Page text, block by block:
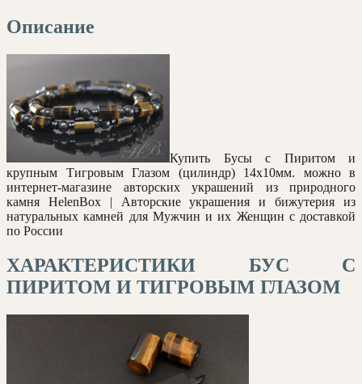
Описание
Купить Бусы с Пиритом и
крупным Тигровым Глазом (цилиндр) 14х10мм. можно в
интернет-магазине авторских украшений из природного
камня HelenBox | Авторские украшения и бижутерия из
натуральных камней для Мужчин и их Женщин с доставкой
по России
ХАРАКТЕРИСТИКИ БУС С
ПИРИТОМ И ТИГРОВЫМ ГЛАЗОМ